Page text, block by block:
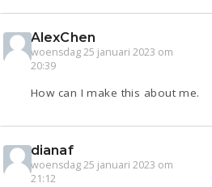
AlexChen
woensdag 25 januari 2023 om
20:39
How can I make this about me.
dianaf
woensdag 25 januari 2023 om
21:12